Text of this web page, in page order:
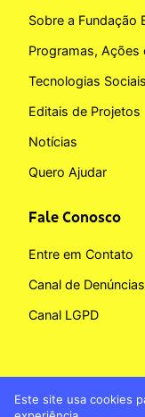
Sobre a Fundação
Programas, Ações
Tecnologias Sociais
Editais de Projetos
Notícias
Quero Ajudar
Fale Conosco
Entre em Contato
Canal de Denúncias
Canal LGPD
Este site usa cookies